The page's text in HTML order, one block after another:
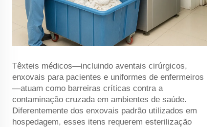
Têxteis médicos—incluindo aventais cirúrgicos,
enxovais para pacientes e uniformes de enfermeiros
—atuam como barreiras críticas contra a
contaminação cruzada em ambientes de saúde.
Diferentemente dos enxovais padrão utilizados em
hospedagem, esses itens requerem esterilização